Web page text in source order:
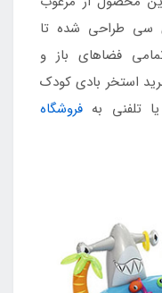
سی طراحی شده تا
فضاهای باز و
استخر بادی کودک
تلفنی به فروشگاه